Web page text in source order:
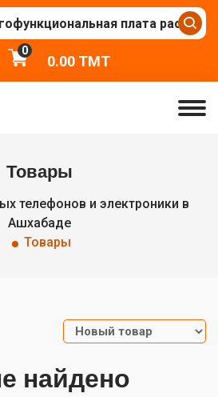
0
0.00TMT
Товары
телефонов и электроники в
Ашхабаде
Товары
найдено